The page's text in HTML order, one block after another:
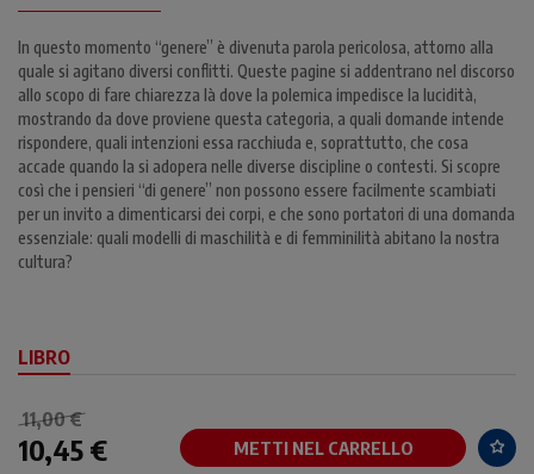
In questo momento “genere” è divenuta parola pericolosa, attorno alla
quale si agitano diversi conflitti. Queste pagine si addentrano nel discorso
allo scopo di fare chiarezza là dove la polemica impedisce la lucidità,
mostrando da dove proviene questa categoria, a quali domande intende
rispondere, quali intenzioni essa racchiuda e, soprattutto, che cosa
accade quando la si adopera nelle diverse discipline o contesti. Si scopre
così che i pensieri “di genere” non possono essere facilmente scambiati
per un invito a dimenticarsi dei corpi, e che sono portatori di una domanda
essenziale: quali modelli di maschilità e di femminilità abitano la nostra
cultura?
LIBRO
11,00 €
10,45 € METTI NEL CARRELLO